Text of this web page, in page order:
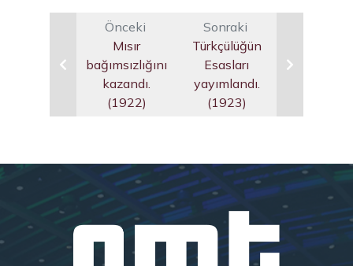
Önceki
Mısır
bağımsızlığını
kazandı.
(1922)
Sonraki
Türkçülüğün
Esasları
yayımlandı.
(1923)